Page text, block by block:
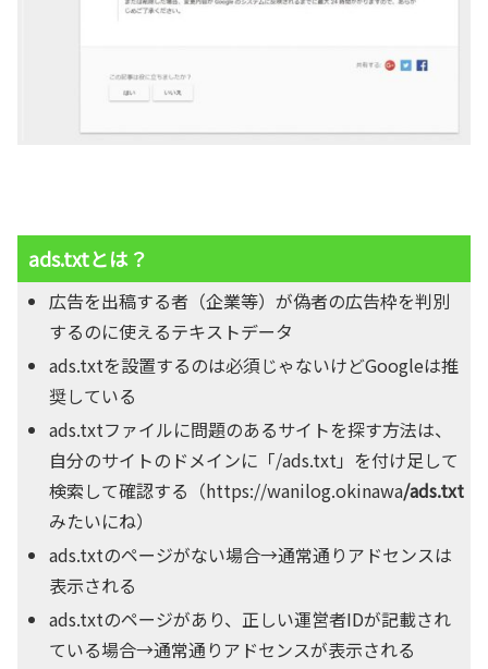
ads.txtとは？
広告を出稿する者（企業等）が偽者の広告枠を判別
するのに使えるテキストデータ
ads.txtを設置するのは必須じゃないけどGoogleは推
奨している
ads.txtファイルに問題のあるサイトを探す方法は、
自分のサイトのドメインに「/ads.txt」を付け足して
検索して確認する（https://wanilog.okinawa/ads.txt
みたいにね）
ads.txtのページがない場合→通常通りアドセンスは
表示される
ads.txtのページがあり、正しい運営者IDが記載され
ている場合→通常通りアドセンスが表示される